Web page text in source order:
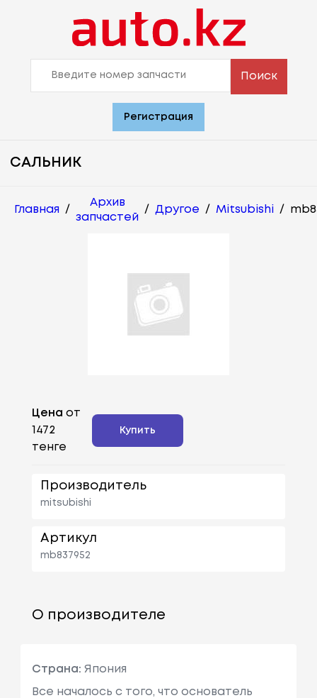
Поиск
Регистрация
САЛЬНИК
Главная /
Архив
запчастей
/ Другое / Mitsubishi /
Цена от
1472
тенге
Купить
Производитель
mitsubishi
Артикул
mb837952
О производителе
Страна: Япония
Все началось с того, что основатель